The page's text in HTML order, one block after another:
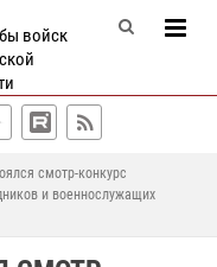
войск
смотр-конкурс
и военнослужащих